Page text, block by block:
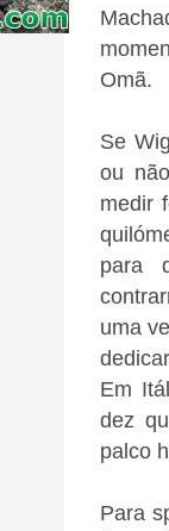
Omã.
Se
ou
medir
para
uma
Em
dez
palco
Para